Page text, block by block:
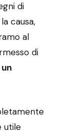
di
causa,
al
di
utile